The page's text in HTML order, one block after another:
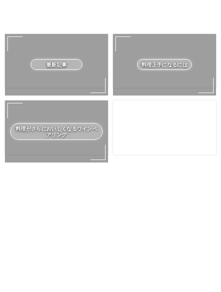
最新記事 料理上手になるには
料理がさらにおいしくなるワインペ
アリング